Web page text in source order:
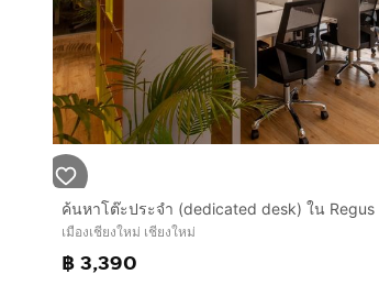
ค้นหาโต๊ะประจำ (dedicated desk) ใน Regus
เมืองเชียงใหม่ เชียงใหม่
฿ 3,390